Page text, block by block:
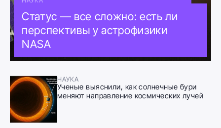
Статус — все сложно: есть ли
перспективы у астрофизики
NASA
НАУКА
Ученые выяснили, как солнечные бури
меняют направление космических лучей